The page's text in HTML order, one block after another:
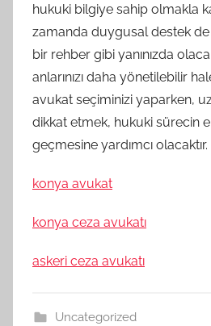
hukuki bilgiye sahip olmakla
zamanda duygusal destek
bir rehber gibi yanınızda
anlarınızı daha yönetilebilir
avukat seçiminizi yaparken,
dikkat etmek, hukuki sürecin
geçmesine yardımcı olacaktır.
konya avukat
konya ceza avukatı
askeri ceza avukatı
Uncategorized